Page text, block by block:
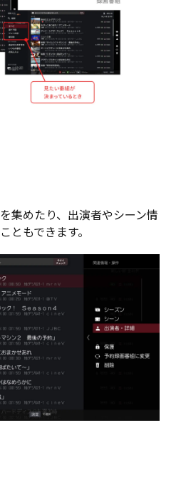
集めたり、出演者やシーン情
ともできます。